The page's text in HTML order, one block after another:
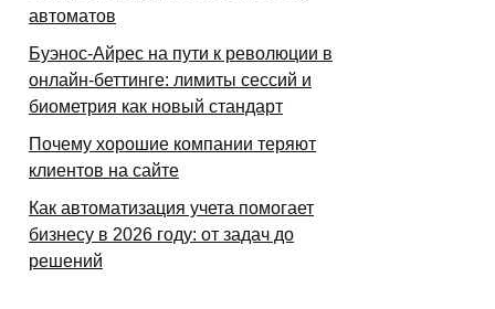
автоматов
Буэнос-Айрес на пути к революции в
онлайн-беттинге: лимиты сессий и
биометрия как новый стандарт
Почему хорошие компании теряют
клиентов на сайте
Как автоматизация учета помогает
бизнесу в 2026 году: от задач до
решений